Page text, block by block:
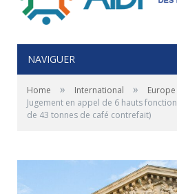
NAVIGUER
Home » International » Europe
Jugement en appel de 6 hauts
de 43 tonnes de café contrefait)